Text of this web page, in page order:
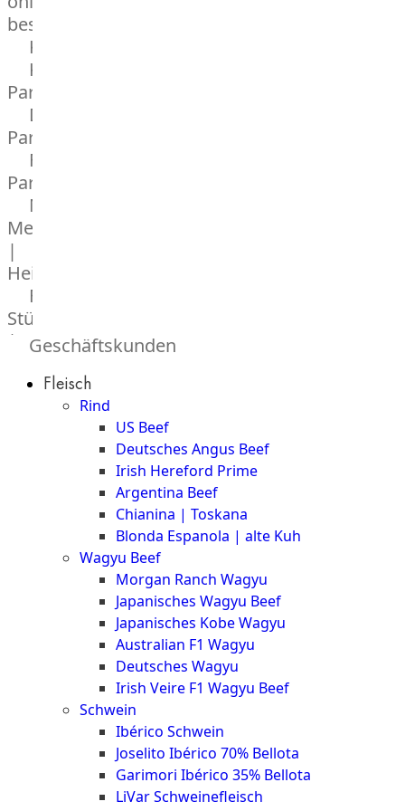
bestellen
Karriere
Kochschul-
Partner
Depot-
Partner
Frischetheken-
Partner
Männer
Metzger
|
Heinsberg
Feinkost
Stüttgen
|
The
Geschäftskunden
Fleisch
Rind
US Beef
Deutsches Angus Beef
Irish Hereford Prime
Argentina Beef
Chianina | Toskana
Blonda Espanola | alte Kuh
Wagyu Beef
Morgan Ranch Wagyu
Japanisches Wagyu Beef
Japanisches Kobe Wagyu
Australian F1 Wagyu
Deutsches Wagyu
Irish Veire F1 Wagyu Beef
Schwein
Ibérico Schwein
Joselito Ibérico 70% Bellota
Garimori Ibérico 35% Bellota
LiVar Schweinefleisch